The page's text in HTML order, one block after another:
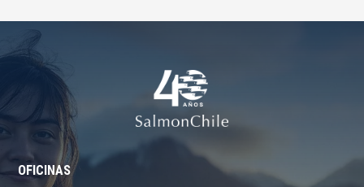
OFICINAS